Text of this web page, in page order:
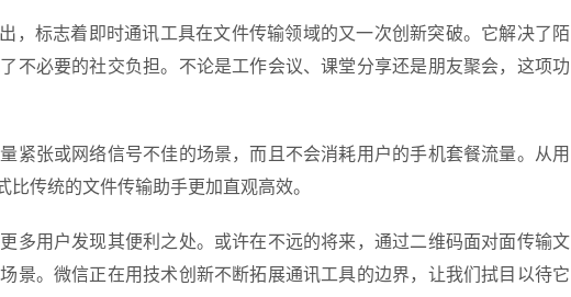
，标志着即时通讯工具在文件传输领域的又一次创新突破。它解决了陌
不必要的社交负担。不论是工作会议、课堂分享还是朋友聚会，这项功
紧张或网络信号不佳的场景，而且不会消耗用户的手机套餐流量。从用
比传统的文件传输助手更加直观高效。
多用户发现其便利之处。或许在不远的将来，通过二维码面对面传输文
景。微信正在用技术创新不断拓展通讯工具的边界，让我们拭目以待它